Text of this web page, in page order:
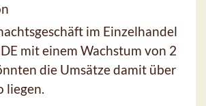
im Einzelhandel
mit einem Wachstum von 2
die Umsätze damit über
liegen.